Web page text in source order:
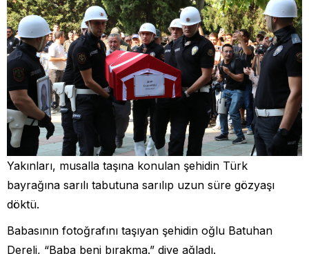
Yakınları, musalla taşına konulan şehidin Türk
bayrağına sarılı tabutuna sarılıp uzun süre gözyaşı
döktü.
Babasının fotoğrafını taşıyan şehidin oğlu Batuhan
Dereli, “Baba beni bırakma.” diye ağladı.